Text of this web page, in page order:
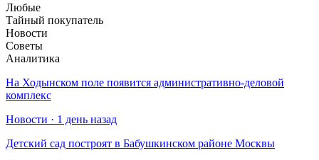
Любые
Тайный покупатель
Новости
Советы
Аналитика
На Ходынском поле появится административно-деловой
комплекс
Новости · 1 день назад
Детский сад построят в Бабушкинском районе Москвы